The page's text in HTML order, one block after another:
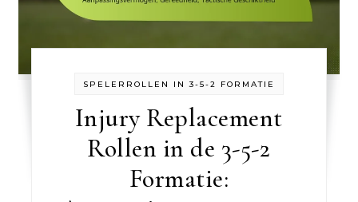
SPELERROLLEN IN 3-5-2 FORMATIE
Injury Replacement
Rollen in de 3-5-2
Formatie: